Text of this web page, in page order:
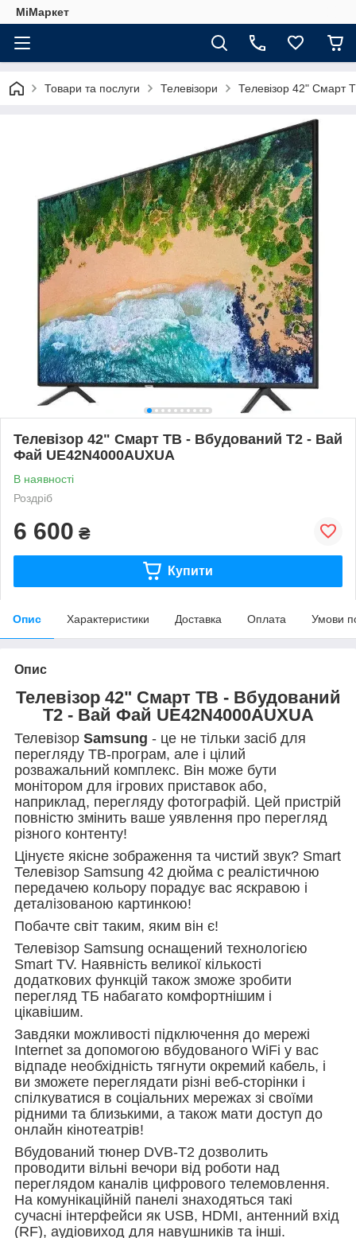
МіМаркет
Товари та послуги Телевізори Телевізор 42" Смарт
Телевізор 42" Смарт ТВ - Вбудований Т2 - Вай
Фай UE42N4000AUXUA
В наявності
Роздріб
6 600 ₴
Купити
Опис Характеристики Доставка Оплата Умови
Опис
Телевізор 42" Смарт ТВ - Вбудований
Т2 - Вай Фай UE42N4000AUXUA
Телевізор Samsung - це не тільки засіб для
перегляду ТВ-програм, але і цілий
розважальний комплекс. Він може бути
монітором для ігрових приставок або,
наприклад, перегляду фотографій. Цей пристрій
повністю змінить ваше уявлення про перегляд
різного контенту!
Цінуєте якісне зображення та чистий звук? Smart
Телевізор Samsung 42 дюйма c реалістичною
передачею кольору порадує вас яскравою і
деталізованою картинкою!
Побачте світ таким, яким він є!
Телевізор Samsung оснащений технологією
Smart TV. Наявність великої кількості
додаткових функцій також зможе зробити
перегляд ТБ набагато комфортнішим і
цікавішим.
Завдяки можливості підключення до мережі
Internet за допомогою вбудованого WiFi у вас
відпаде необхідність тягнути окремий кабель, і
ви зможете переглядати різні веб-сторінки і
спілкуватися в соціальних мережах зі своїми
рідними та близькими, а також мати доступ до
онлайн кінотеатрів!
Вбудований тюнер DVB-T2 дозволить
проводити вільні вечори від роботи над
переглядом каналів цифрового телемовлення.
На комунікаційній панелі знаходяться такі
сучасні інтерфейси як USB, HDMI, антенний вхід
(RF), аудіовиход для навушників та інші.